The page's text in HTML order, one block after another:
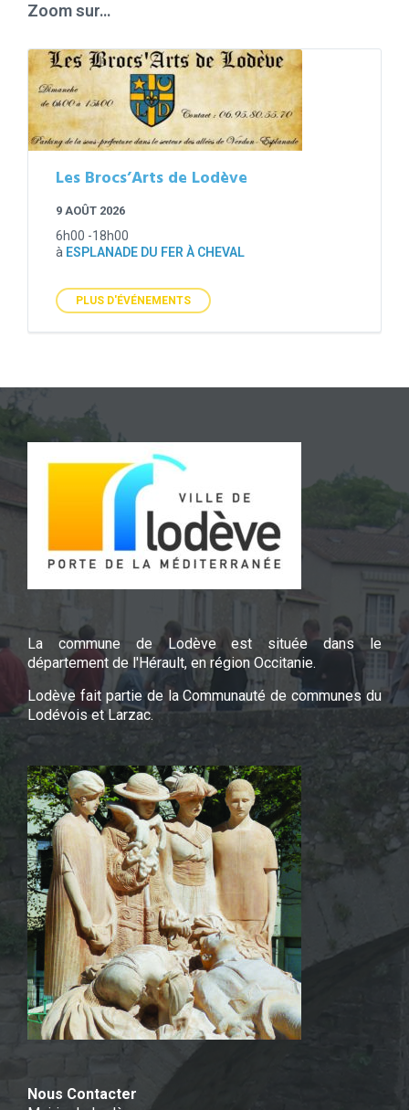
Zoom sur…
Les Brocs’Arts de Lodève
9 AOÛT 2026
6h00 -18h00
à ESPLANADE DU FER À CHEVAL
PLUS D'ÉVÉNEMENTS
La commune de Lodève est située dans le
département de l'Hérault, en région Occitanie.
Lodève fait partie de la Communauté de communes du
Lodévois et Larzac.
Nous Contacter